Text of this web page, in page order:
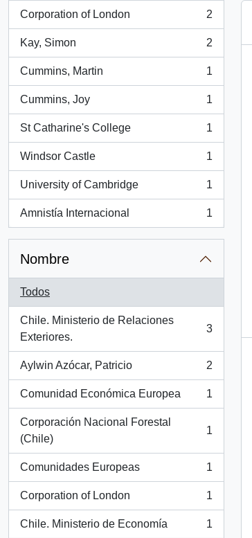
Corporation of London
, 2 resultados
2
Kay, Simon
, 2 resultados
2
Cummins, Martin
, 1 resultados
1
Cummins, Joy
, 1 resultados
1
St Catharine's College
, 1 resultados
1
Windsor Castle
, 1 resultados
1
University of Cambridge
, 1 resultados
1
Amnistía Internacional
, 1 resultados
1
Nombre
Todos
Chile. Ministerio de Relaciones
Exteriores.
, 3 resultados
3
Aylwin Azócar, Patricio
, 2 resultados
2
Comunidad Económica Europea
, 1 resultados
1
Corporación Nacional Forestal
(Chile)
, 1 resultados
1
Comunidades Europeas
, 1 resultados
1
Corporation of London
, 1 resultados
1
Chile. Ministerio de Economía
, 1 resultados
1